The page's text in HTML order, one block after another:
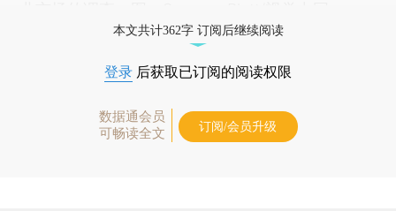
本文共计362字 订阅后继续阅读
登录 后获取已订阅的阅读权限
数据通会员
可畅读全文
订阅/会员升级